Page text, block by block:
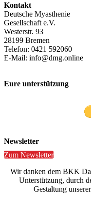
Kontakt
Deutsche Myasthenie
Gesellschaft e.V.
Westerstr. 93
28199 Bremen
Telefon: 0421 592060
E-Mail: info@dmg.online
Eure unterstützung
Newsletter
Zum Newsletter
Wir danken dem BKK
Unterstützung, durch
Gestaltung